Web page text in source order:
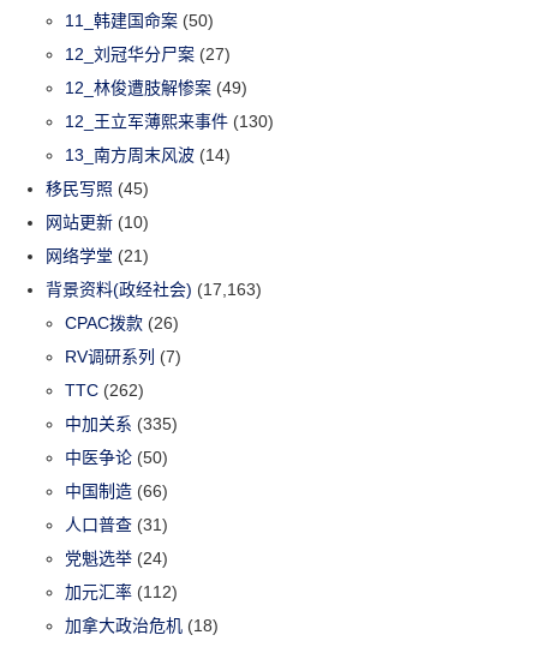
11_韩建国命案 (50)
12_刘冠华分尸案 (27)
12_林俊遭肢解惨案 (49)
12_王立军薄熙来事件 (130)
13_南方周末风波 (14)
移民写照 (45)
网站更新 (10)
网络学堂 (21)
背景资料(政经社会) (17,163)
CPAC拨款 (26)
RV调研系列 (7)
TTC (262)
中加关系 (335)
中医争论 (50)
中国制造 (66)
人口普查 (31)
党魁选举 (24)
加元汇率 (112)
加拿大政治危机 (18)